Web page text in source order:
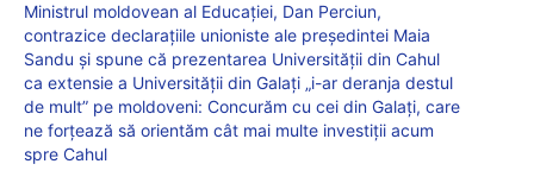
Ministrul moldovean al Educației, Dan Perciun,
contrazice declarațiile unioniste ale președintei Maia
Sandu și spune că prezentarea Universității din Cahul
ca extensie a Universității din Galați „i-ar deranja destul
de mult” pe moldoveni: Concurăm cu cei din Galați, care
ne forțează să orientăm cât mai multe investiții acum
spre Cahul